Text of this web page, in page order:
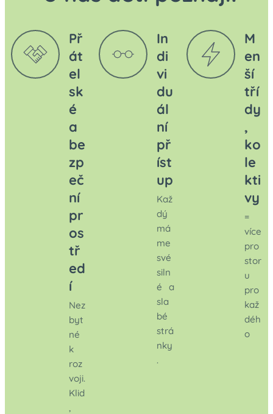
Př
át
el
sk
é
a
be
zp
eč
ní
pr
os
tř
ed
í
Nez
byt
né
k
roz
voji.
Klid
,
In
di
vi
du
ál
ní
př
íst
up
Kaž
dý
má
me
své
siln
é a
sla
bé
strá
nky
.
M
en
ší
tří
dy
,
ko
le
kti
vy
=
více
pro
stor
u
pro
kaž
déh
o